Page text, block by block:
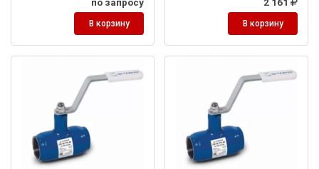
В корзину В корзину